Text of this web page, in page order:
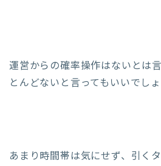
運営からの確率操作はないとは
とんどないと言ってもいいでしょ
あまり時間帯は気にせず、引く